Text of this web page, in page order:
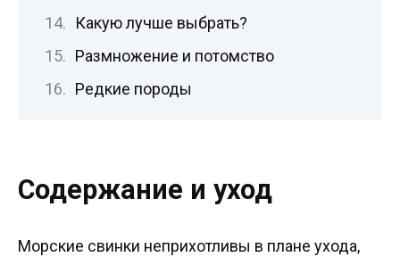
Какую лучше выбрать?
Размножение и потомство
Редкие породы
Содержание и уход
Морские свинки неприхотливы в плане ухода,